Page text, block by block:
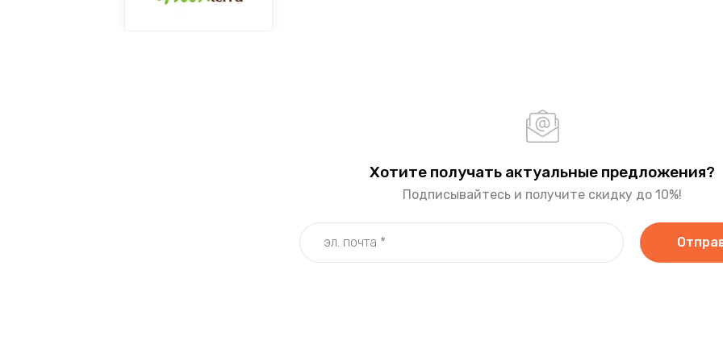
Хотите получать актуальные предложения?
Подписывайтесь и получите скидку до 10%!